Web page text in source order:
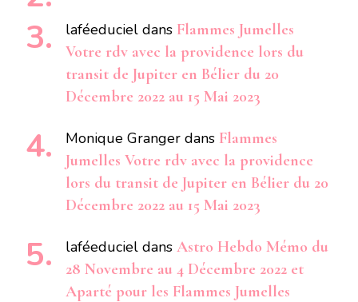
laféeduciel dans Flammes Jumelles
Votre rdv avec la providence lors du
transit de Jupiter en Bélier du 20
Décembre 2022 au 15 Mai 2023
Monique Granger dans Flammes
Jumelles Votre rdv avec la providence
lors du transit de Jupiter en Bélier du 20
Décembre 2022 au 15 Mai 2023
laféeduciel dans Astro Hebdo Mémo du
28 Novembre au 4 Décembre 2022 et
Aparté pour les Flammes Jumelles